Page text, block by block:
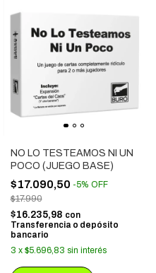
NO LO TESTEAMOS NI UN
POCO (JUEGO BASE)
$17.090,50 -5% OFF
$17.990
$16.235,98 con
Transferencia o depósito
bancario
3 x $5.696,83 sin interés